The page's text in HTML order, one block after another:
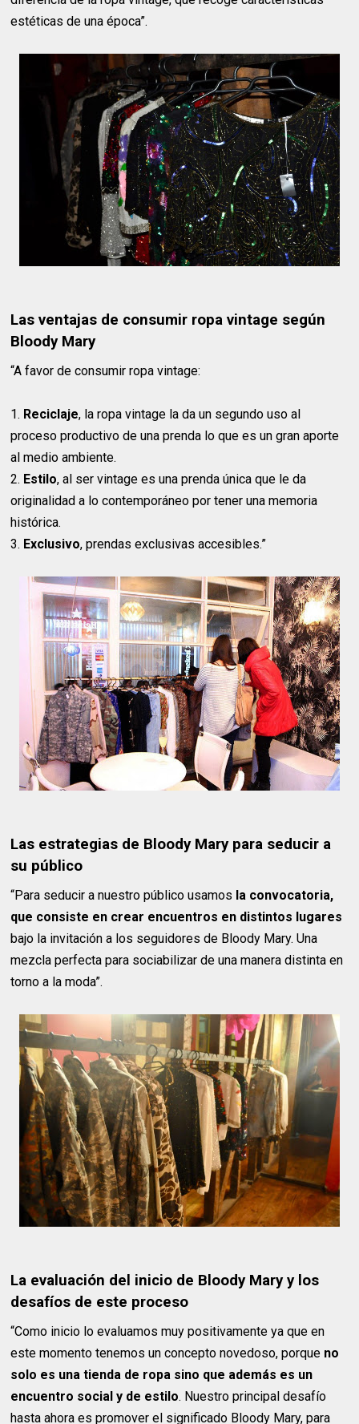
estéticas de una época”.
Las ventajas de consumir ropa vintage según
Bloody Mary
“A favor de consumir ropa vintage:
1. Reciclaje, la ropa vintage la da un segundo uso al
proceso productivo de una prenda lo que es un gran aporte
al medio ambiente.
2. Estilo, al ser vintage es una prenda única que le da
originalidad a lo contemporáneo por tener una memoria
histórica.
3. Exclusivo, prendas exclusivas accesibles.”
Las estrategias de Bloody Mary para seducir a
su público
“Para seducir a nuestro público usamos la convocatoria,
que consiste en crear encuentros en distintos lugares
bajo la invitación a los seguidores de Bloody Mary. Una
mezcla perfecta para sociabilizar de una manera distinta en
torno a la moda”.
La evaluación del inicio de Bloody Mary y los
desafíos de este proceso
“Como inicio lo evaluamos muy positivamente ya que en
este momento tenemos un concepto novedoso, porque no
solo es una tienda de ropa sino que además es un
encuentro social y de estilo. Nuestro principal desafío
hasta ahora es promover el significado Bloody Mary, para